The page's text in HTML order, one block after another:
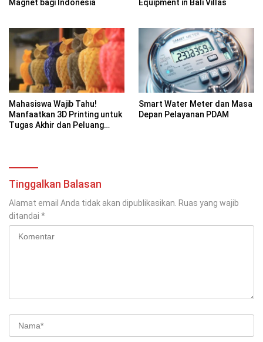
Magnet bagi Indonesia Equipment in Bali Villas
Mahasiswa Wajib Tahu!
Manfaatkan 3D Printing untuk
Tugas Akhir dan Peluang
Smart Water Meter dan Masa
Depan Pelayanan PDAM
Tinggalkan Balasan
Alamat email Anda tidak akan dipublikasikan. Ruas yang wajib
ditandai *